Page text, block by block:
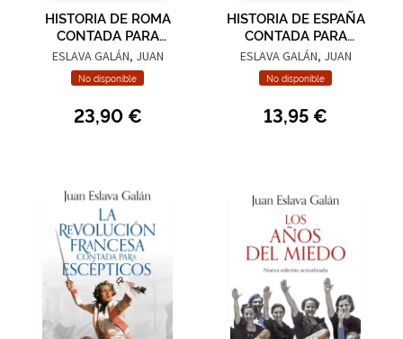
HISTORIA DE ROMA
CONTADA PARA
ESCÉPTICOS
ESLAVA GALÁN, JUAN
No disponible
23,90 €
HISTORIA DE ESPAÑA
CONTADA PARA
ESCÉPTICOS
ESLAVA GALÁN, JUAN
No disponible
13,95 €